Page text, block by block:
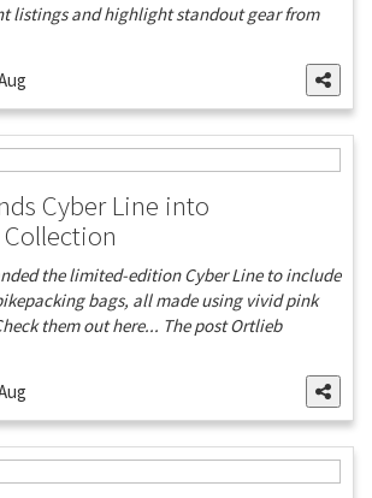
listings and highlight standout gear from
Cyber Line into
the limited-edition Cyber Line to include
bags, all made using vivid pink
them out here... The post Ortlieb